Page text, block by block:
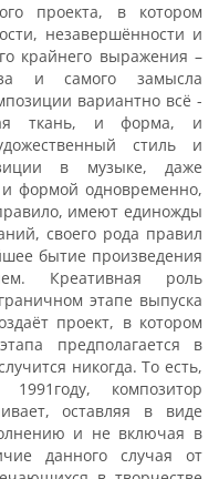
проекта, в котором
незавершённости и
крайнего выражения –
и самого замысла
вариантно всё -
ткань, и форма, и
стиль и
в музыке, даже
формой одновременно,
имеют единожды
своего рода правил
бытие произведения
Креативная роль
этапе выпуска
проект, в котором
предполагается в
никогда. То есть,
композитор
оставляя в виде
и не включая в
данного случая от